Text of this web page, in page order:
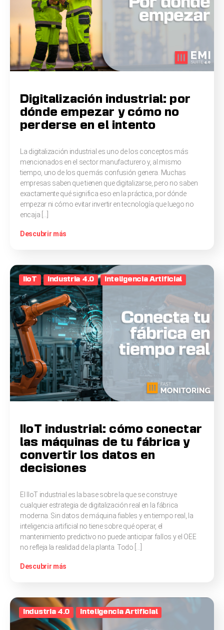
Digitalización industrial: por
dónde empezar y cómo no
perderse en el intento
La digitalización industrial es uno de los conceptos más
mencionados en el sector manufacturero y, al mismo
tiempo, uno de los que más confusión genera. Muchas
empresas saben que tienen que digitalizarse, pero no saben
exactamente qué significa eso en la práctica, por dónde
empezar ni cómo evitar invertir en tecnología que luego no
encaja […]
Descubrir más
IIoT Industria 4.0 Inteligencia Artificial
IIoT industrial: cómo conectar
las máquinas de tu fábrica y
convertir los datos en
decisiones
El IIoT industrial es la base sobre la que se construye
cualquier estrategia de digitalización real en la fábrica
moderna. Sin datos de máquina fiables y en tiempo real, la
inteligencia artificial no tiene sobre qué operar, el
mantenimiento predictivo no puede anticipar fallos y el OEE
no refleja la realidad de la planta. Todo […]
Descubrir más
Industria 4.0 Inteligencia Artificial